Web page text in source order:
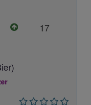
17